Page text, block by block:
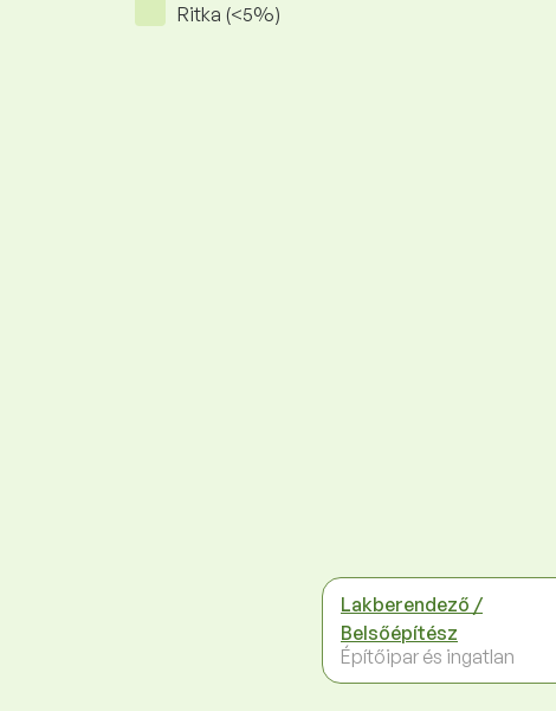
Ritka (<5%)
Lakberendező /
Belsőépítész
Építőipar és ingatlan